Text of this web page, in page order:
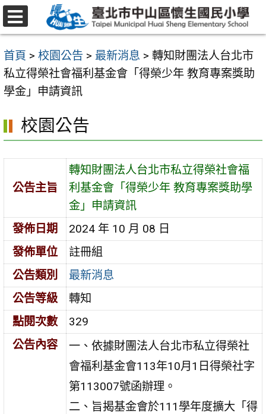
跳
至
要
內
容
首頁 > 校園公告 > 最新消息 > 轉知財團法人台北市
私立得榮社會福利基金會「得榮少年 教育專案獎助
學金」申請資訊
校園公告
公告主旨
轉知財團法人台北市私立得榮社會福
利基金會「得榮少年 教育專案獎助學
金」申請資訊
發佈日期
2024 年 10 月 08 日
發佈單位
註冊組
公告類別
最新消息
公告等級
轉知
點閱次數
329
公告內容
一、依據財團法人台北市私立得榮社
會福利基金會113年10月1日得榮社字
第113007號函辦理。
二、旨揭基金會於111學年度擴大「得
選
單